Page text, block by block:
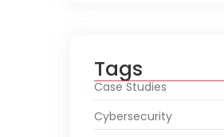
Tags
Case Studies
Cybersecurity